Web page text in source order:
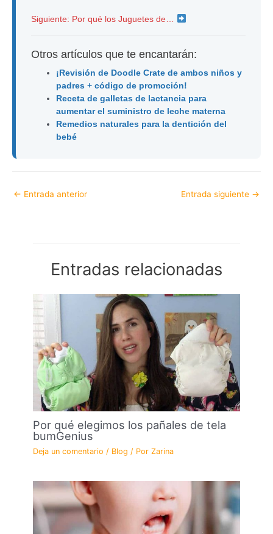
Siguiente: Por qué los Juguetes de…
Otros artículos que te encantarán:
¡Revisión de Doodle Crate de ambos niños y
padres + código de promoción!
Receta de galletas de lactancia para
aumentar el suministro de leche materna
Remedios naturales para la dentición del
bebé
← Entrada anterior Entrada siguiente →
Entradas relacionadas
Por qué elegimos los pañales de tela
bumGenius
Deja un comentario / Blog / PorZarina